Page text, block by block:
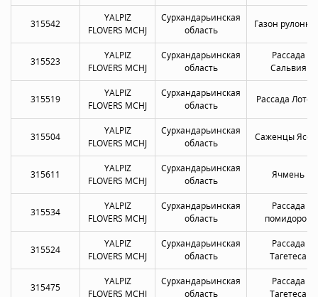
315542
YALPIZ
FLOVERS MCHJ
Сурхандарьинская
область
Газон
315523
YALPIZ
FLOVERS MCHJ
Сурхандарьинская
область
Рассада
Сальвия
315519
YALPIZ
FLOVERS MCHJ
Сурхандарьинская
область
Рассада
315504
YALPIZ
FLOVERS MCHJ
Сурхандарьинская
область
Саженцы
315611
YALPIZ
FLOVERS MCHJ
Сурхандарьинская
область
Ячмень
315534
YALPIZ
FLOVERS MCHJ
Сурхандарьинская
область
Рассада
помидоров
315524
YALPIZ
FLOVERS MCHJ
Сурхандарьинская
область
Рассада
Тагетеса
315475
YALPIZ
FLOVERS MCHJ
Сурхандарьинская
область
Рассада
Тагетеса